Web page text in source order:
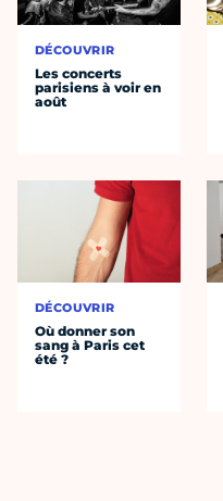
DÉCOUVRIR
Les concerts
parisiens à voir en
août
DÉCOUVRIR
Où donner son
sang à Paris cet
été ?